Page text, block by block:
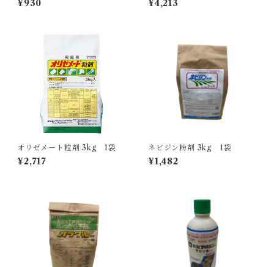
¥930 ¥4,213
オリゼメート粒剤 3kg 1袋
¥2,717
ネビジン粉剤 3kg 1袋
¥1,482